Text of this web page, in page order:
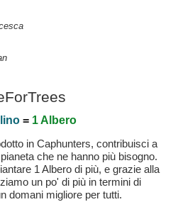
= 1 Albero
in Caphunters, contribuisci a
che ne hanno più bisogno.
1 Albero di più, e grazie alla
un po' di più in termini di
domani migliore per tutti.